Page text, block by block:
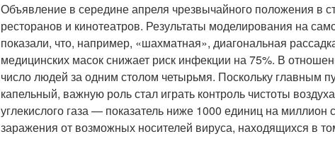
Объявление в середине апреля чрезвычайного положения в
ресторанов и кинотеатров. Результаты моделирования на
показали, что, например, «шахматная», диагональная
медицинских масок снижает риск инфекции на 75%. В
число людей за одним столом четырьмя. Поскольку главным
капельный, важную роль стал играть контроль чистоты
углекислого газа — показатель ниже 1000 единиц на миллион
заражения от возможных носителей вируса, находящихся в